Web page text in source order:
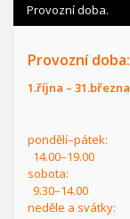
Provozní doba.
Provozní doba:
1.října – 31.března
pondělí–pátek:
14.00–19.00
sobota:
9.30–14.00
neděle a svátky: